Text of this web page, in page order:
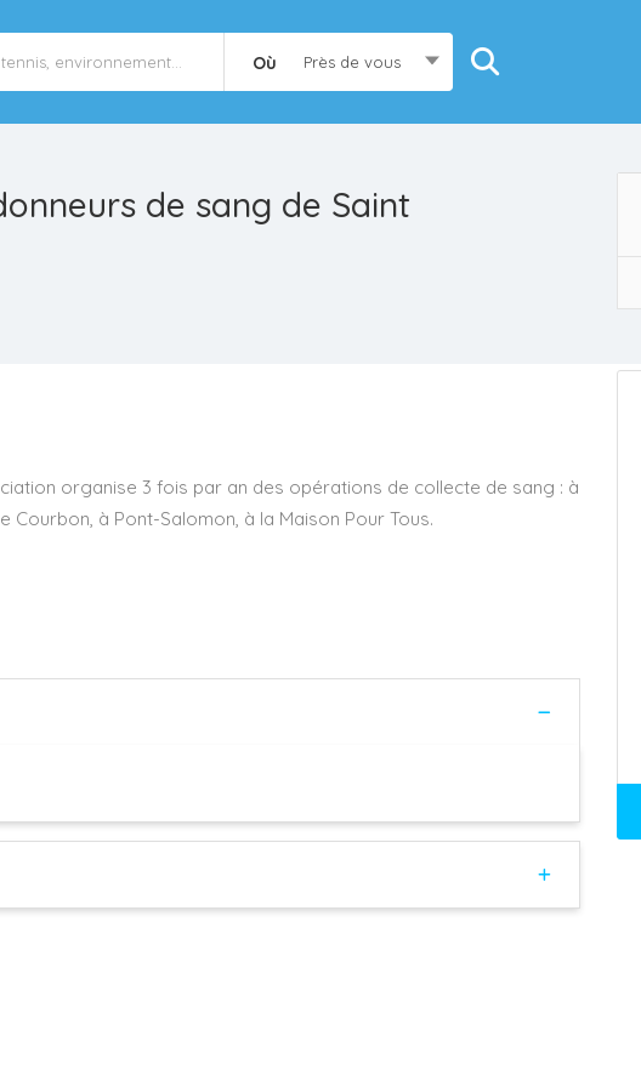
Où Près de vous
de sang de Saint
organise 3 fois par an des opérations de collecte de sang : à
Courbon, à Pont-Salomon, à la Maison Pour Tous.